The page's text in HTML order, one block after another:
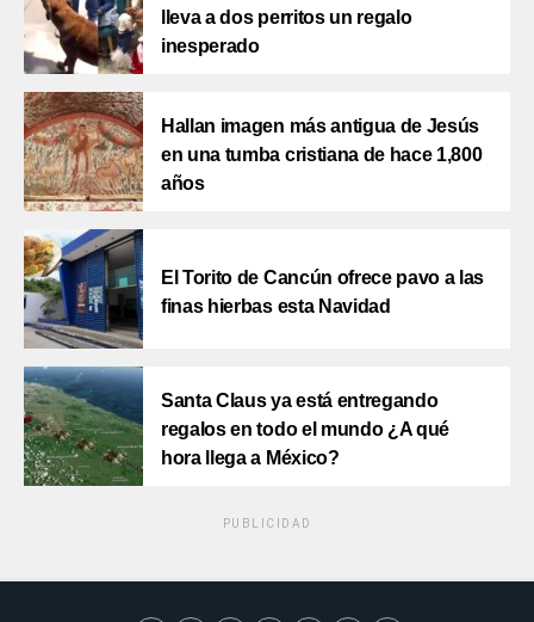
lleva a dos perritos un regalo
inesperado
Hallan imagen más antigua de Jesús
en una tumba cristiana de hace 1,800
años
El Torito de Cancún ofrece pavo a las
finas hierbas esta Navidad
Santa Claus ya está entregando
regalos en todo el mundo ¿A qué
hora llega a México?
PUBLICIDAD